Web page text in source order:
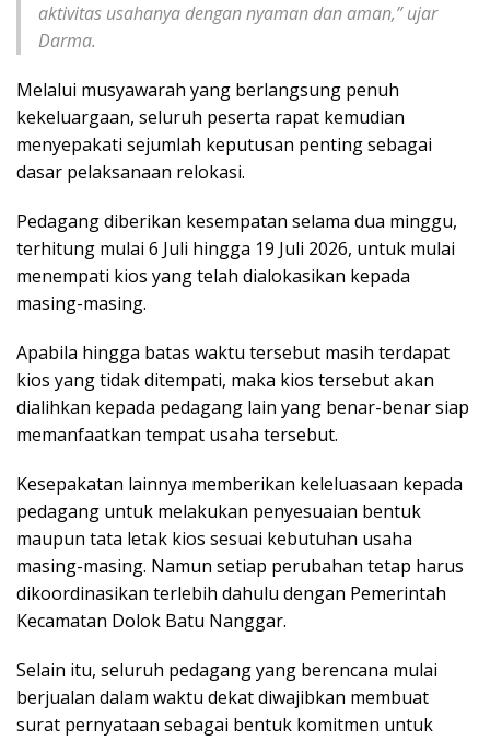
aktivitas usahanya dengan nyaman dan aman,” ujar
Darma.
Melalui musyawarah yang berlangsung penuh
kekeluargaan, seluruh peserta rapat kemudian
menyepakati sejumlah keputusan penting sebagai
dasar pelaksanaan relokasi.
Pedagang diberikan kesempatan selama dua minggu,
terhitung mulai 6 Juli hingga 19 Juli 2026, untuk mulai
menempati kios yang telah dialokasikan kepada
masing-masing.
Apabila hingga batas waktu tersebut masih terdapat
kios yang tidak ditempati, maka kios tersebut akan
dialihkan kepada pedagang lain yang benar-benar siap
memanfaatkan tempat usaha tersebut.
Kesepakatan lainnya memberikan keleluasaan kepada
pedagang untuk melakukan penyesuaian bentuk
maupun tata letak kios sesuai kebutuhan usaha
masing-masing. Namun setiap perubahan tetap harus
dikoordinasikan terlebih dahulu dengan Pemerintah
Kecamatan Dolok Batu Nanggar.
Selain itu, seluruh pedagang yang berencana mulai
berjualan dalam waktu dekat diwajibkan membuat
surat pernyataan sebagai bentuk komitmen untuk